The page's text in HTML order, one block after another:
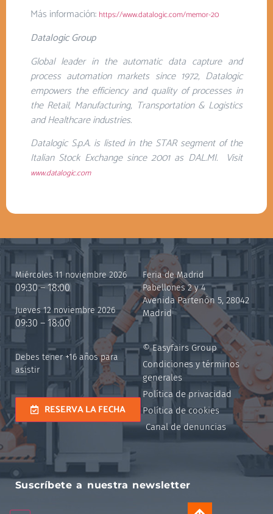
Más información: https://www.datalogic.com/memor-20
Datalogic Group
Global leader in the automatic data capture and
process automation markets since 1972, Datalogic
empowers the efficiency and quality of processes in
the Retail, Manufacturing, Transportation & Logistics
and Healthcare industries.
Datalogic S.p.A. is listed in the STAR segment of the
Italian Stock Exchange since 2001 as DAL.MI. Visit
www.datalogic.com
Miércoles 11 noviembre 2026
09:30 – 18:00
Jueves 12 noviembre 2026
09:30 – 18:00
Debes tener +16 años para
asistir
RESERVA LA FECHA
Feria de Madrid
Pabellones 2 y 4
Avenida Partenón 5, 28042
Madrid
© Easyfairs Group
Condiciones y términos
generales
Política de privacidad
Política de cookies
Canal de denuncias
Suscríbete a nuestra newsletter